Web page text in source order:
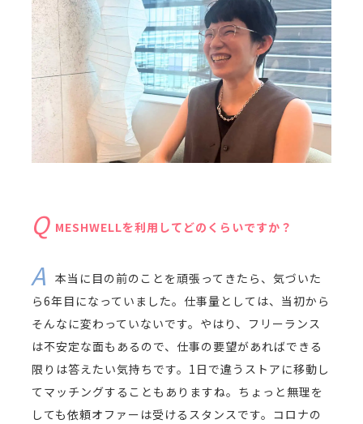
MESHWELLを利用してどのくらいですか？
本当に目の前のことを頑張ってきたら、気づいた
ら6年目になっていました。仕事量としては、当初から
そんなに変わっていないです。やはり、フリーランス
は不安定な面もあるので、仕事の要望があればできる
限りは答えたい気持ちです。1日で違うストアに移動し
てマッチングすることもありますね。ちょっと無理を
しても依頼オファーは受けるスタンスです。コロナの